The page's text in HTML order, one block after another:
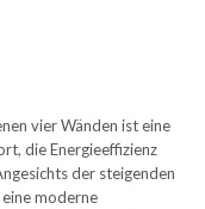
vier Wänden ist eine
die Energieeffizienz
der steigenden
moderne